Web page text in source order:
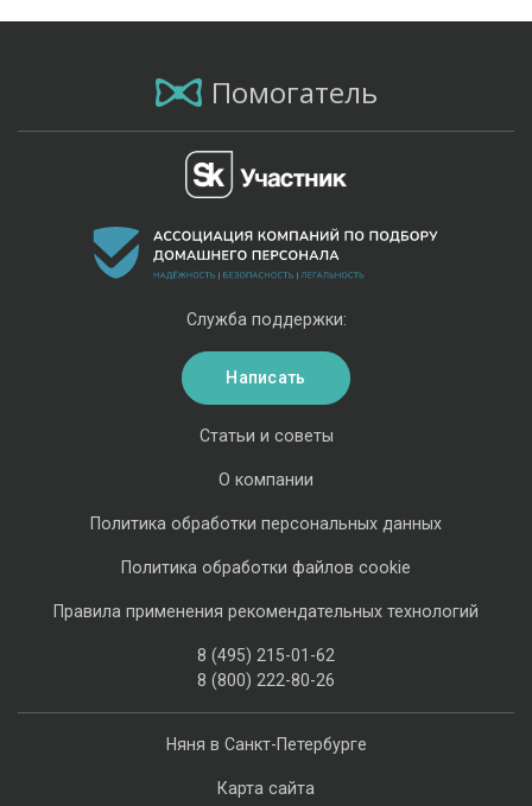
Помогатель
Няня в Санкт-Петербурге
Карта сайта
Статьи и советы
О компании
Политика обработки персональных данных
Политика обработки файлов cookie
Правила применения рекомендательных технологий
8 (495) 215-01-62
8 (800) 222-80-26
Служба поддержки:
Написать